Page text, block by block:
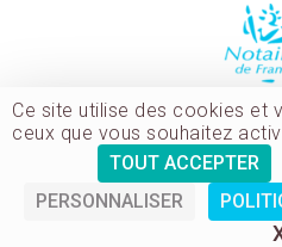
128 bld de
75017
+ 33 1 56
Ce site utilise des cookies et
ceux que vous souhaitez
TOUT ACCEPTER
PERSONNALISER